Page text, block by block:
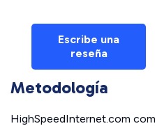
Escribe una
reseña
Metodología
HighSpeedInternet.com